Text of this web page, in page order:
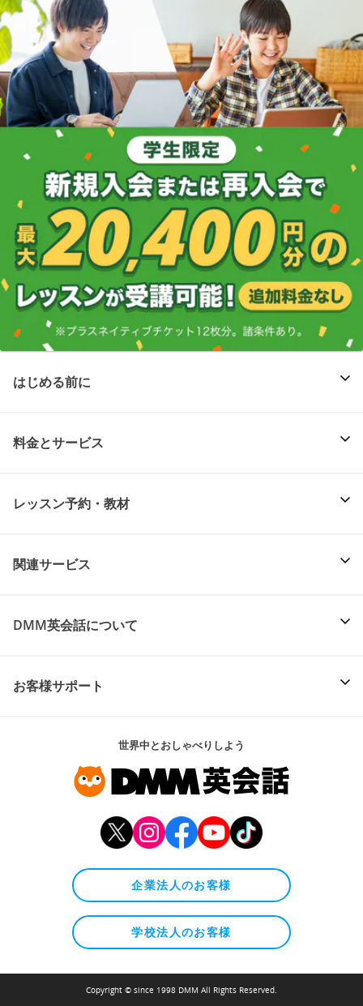
はじめる前に
料金とサービス
レッスン予約・教材
関連サービス
DMM英会話について
お客様サポート
世界中とおしゃべりしよう
企業法人のお客様
学校法人のお客様
Copyright © since 1998 DMM All Rights Reserved.